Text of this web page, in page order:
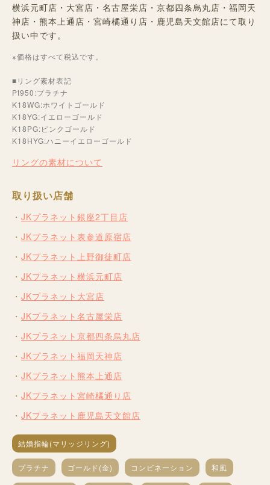
横浜元町店・大宮店・名古屋栄店・京都四条烏丸店・福岡天
神店・熊本上通店・宮崎橘通り店・鹿児島天文館店にて取り
扱い中です。
※価格はすべて税込です。
■リング素材表記
Pt950:プラチナ
K18WG:ホワイトゴールド
K18YG:イエローゴールド
K18PG:ピンクゴールド
K18HYG:ハニーイエローゴールド
リングの素材について
取り扱い店舗
JKプラネット銀座2丁目店
JKプラネット表参道原宿店
JKプラネット上野御徒町店
JKプラネット横浜元町店
JKプラネット大宮店
JKプラネット名古屋栄店
JKプラネット京都四条烏丸店
JKプラネット福岡天神店
JKプラネット熊本上通店
JKプラネット宮崎橘通り店
JKプラネット鹿児島天文館店
結婚指輪(マリッジリング)
プラチナ ゴールド(金) コンビネーション 和風